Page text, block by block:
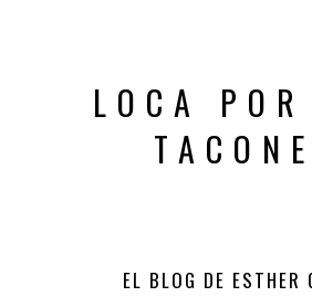
LOCA
EL BLOG DE ESTHER